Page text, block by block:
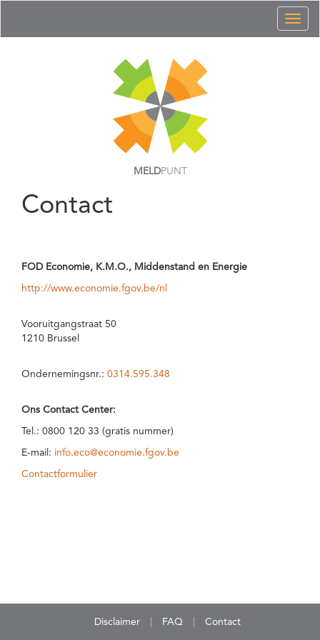
MELDPUNT
Contact
FOD Economie, K.M.O., Middenstand en Energie
http://www.economie.fgov.be/nl
Vooruitgangstraat 50
1210 Brussel
Ondernemingsnr.: 0314.595.348
Ons Contact Center:
Tel.: 0800 120 33 (gratis nummer)
E-mail: info.eco@economie.fgov.be
Contactformulier
Disclaimer FAQ Contact